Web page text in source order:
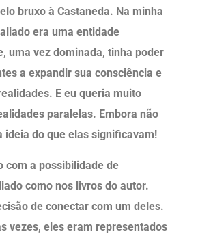
bruxo à Castaneda. Na minha
era uma entidade
uma vez dominada, tinha poder
a expandir sua consciência e
E eu queria muito
paralelas. Embora não
ideia do que elas significavam!
com a possibilidade de
como nos livros do autor.
de conectar com um deles.
vezes, eles eram representados